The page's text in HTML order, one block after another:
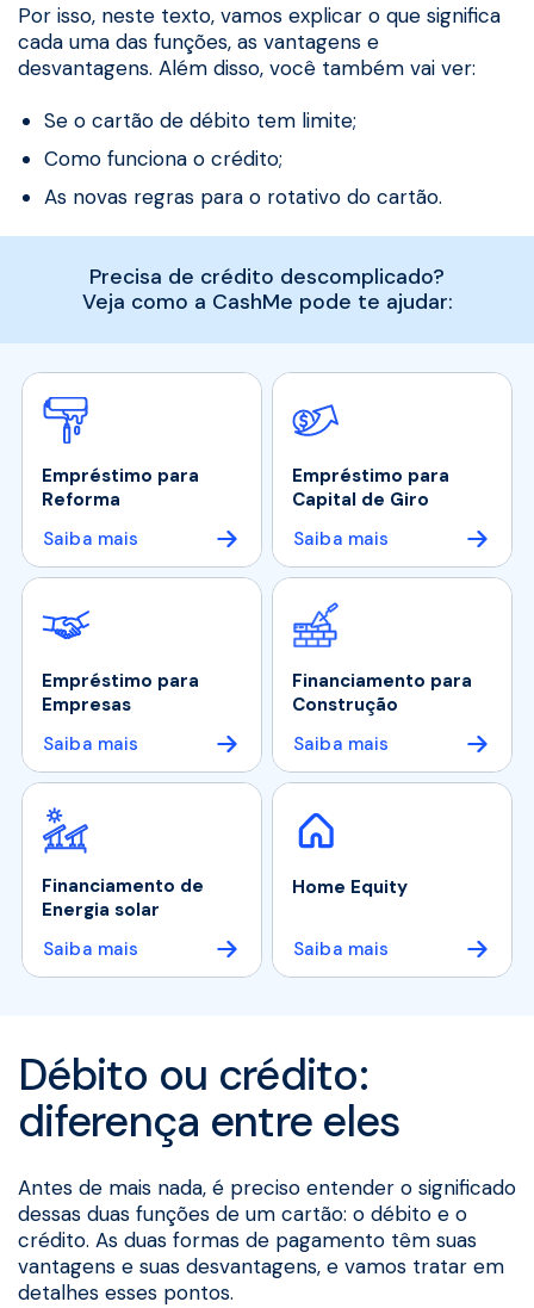
Por isso, neste texto, vamos explicar o que significa
cada uma das funções, as vantagens e
desvantagens. Além disso, você também vai ver:
Se o cartão de débito tem limite;
Como funciona o crédito;
As novas regras para o rotativo do cartão.
Precisa de crédito descomplicado?
Veja como a CashMe pode te ajudar:
Empréstimo para
Reforma
Saiba mais
Empréstimo para
Capital de Giro
Saiba mais
Empréstimo para
Empresas
Saiba mais
Financiamento para
Construção
Saiba mais
Financiamento de
Energia solar
Saiba mais
Home Equity
Saiba mais
Débito ou crédito:
diferença entre eles
Antes de mais nada, é preciso entender o significado
dessas duas funções de um cartão: o débito e o
crédito. As duas formas de pagamento têm suas
vantagens e suas desvantagens, e vamos tratar em
detalhes esses pontos.